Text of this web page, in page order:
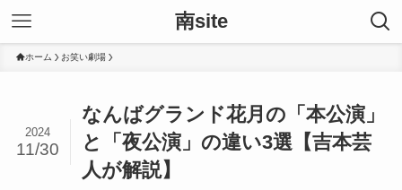
南site
ホーム お笑い劇場
なんばグランド花月の「本公演」
と「夜公演」の違い3選【吉本芸
人が解説】
2024
11/30